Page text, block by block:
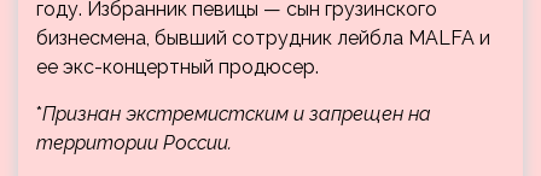
году. Избранник певицы — сын грузинского
бизнесмена, бывший сотрудник лейбла MALFA и
ее экс-концертный продюсер.
*Признан экстремистским и запрещен на
территории России.